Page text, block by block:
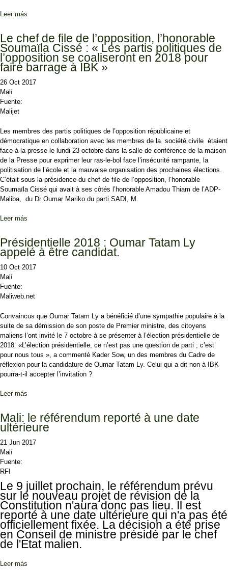
Leer más
Le chef de file de l’opposition, l’honorable
Soumaïla Cissé : « Les partis politiques de
l’opposition se coaliseront en 2018 pour
faire barrage à IBK »
26 Oct 2017
Malí
Fuente:
Malijet
Les membres des partis politiques de l’opposition républicaine et
démocratique en collaboration avec les membres de la société civile étaient
face à la presse le lundi 23 octobre dans la salle de conférence de la maison
de la Presse pour exprimer leur ras-le-bol face l’insécurité rampante, la
politisation de l’école et la mauvaise organisation des prochaines élections.
C’était sous la présidence du chef de file de l’opposition, l’honorable
Soumaïla Cissé qui avait à ses côtés l’honorable Amadou Thiam de l’ADP-
Maliba, du Dr Oumar Mariko du parti SADI, M.
Leer más
faire barrage à IBK »
Présidentielle 2018 : Oumar Tatam Ly
appelé à être candidat.
10 Oct 2017
Malí
Fuente:
Maliweb.net
Convaincus que Oumar Tatam Ly a bénéficié d’une sympathie populaire à la
suite de sa démission de son poste de Premier ministre, des citoyens
maliens l’ont invité le 7 octobre à se présenter à l’élection présidentielle de
2018. «L’élection présidentielle, ce n’est pas une question de parti ; c’est
pour nous tous », a commenté Kader Sow, un des membres du Cadre de
réflexion pour la candidature de Oumar Tatam Ly. Celui qui a dit non à IBK
pourra-t-il accepter l’invitation ?
Leer más
Mali: le référendum reporté à une date
ultérieure
21 Jun 2017
Malí
Fuente:
RFI
Le 9 juillet prochain, le référendum prévu
sur le nouveau projet de révision de la
Constitution n'aura donc pas lieu. Il est
reporté à une date ultérieure qui n'a pas été
officiellement fixée. La décision a été prise
en Conseil de ministre présidé par le chef
de l'Etat malien.
Leer más